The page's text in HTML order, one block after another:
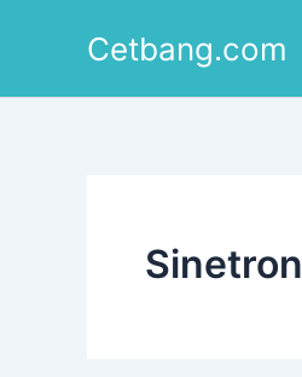
Cetbang.com
Sinetron